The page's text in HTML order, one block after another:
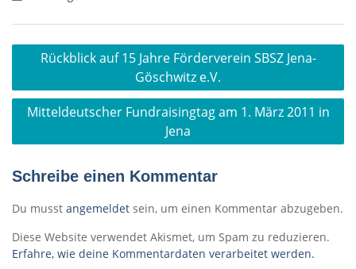
Beitragsnavigation
Rückblick auf 15 Jahre Förderverein SBSZ Jena-
Göschwitz e.V.
Mitteldeutscher Fundraisingtag am 1. März 2011 in
Jena
Schreibe einen Kommentar
Du musst angemeldet sein, um einen Kommentar abzugeben.
Diese Website verwendet Akismet, um Spam zu reduzieren.
Erfahre, wie deine Kommentardaten verarbeitet werden.